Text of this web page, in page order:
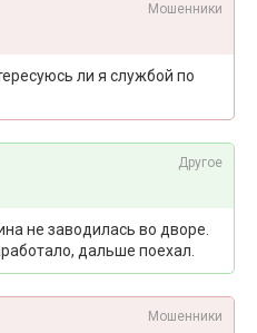
Мошенники
ли я службой по
Другое
не заводилась во дворе.
дальше поехал.
Мошенники